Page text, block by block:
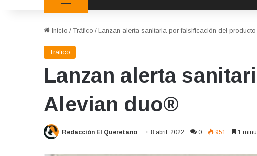
Inicio / Tráfico / Lanzan alerta sanitaria por falsificación del
Tráfico
Lanzan alerta
Alevian duo®
Redacción El Queretano 8 abril, 2022 0 951 1